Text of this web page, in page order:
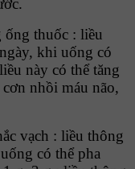
thuốc : liều
khi uống có
này có thể tăng
nhồi máu não,
vạch : liều thông
có thể pha